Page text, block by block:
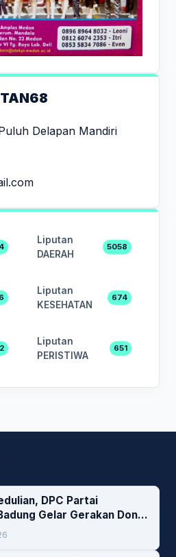
Delapan Mandiri
Liputan
DAERAH
5058
Liputan
KESEHATAN
674
Liputan
PERISTIWA
651
DPC Partai
Gelar Gerakan Donor